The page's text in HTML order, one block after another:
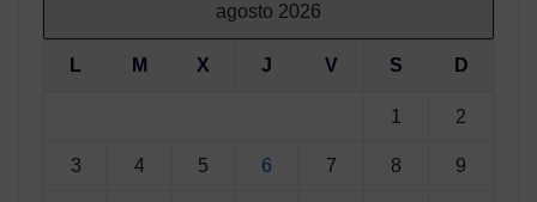
agosto 2026
L M X J V S D
1 2
3 4 5 6 7 8 9